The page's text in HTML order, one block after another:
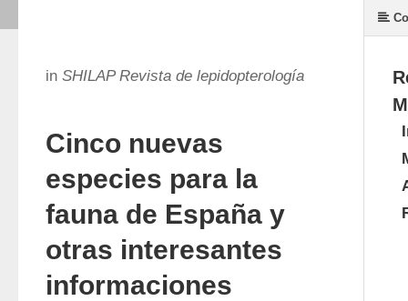
in SHILAP Revista de lepidopterología
Cinco nuevas
especies para la
fauna de España y
otras interesantes
informaciones